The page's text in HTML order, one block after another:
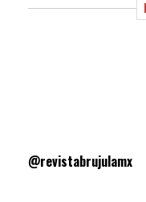
@revistabrujulamx